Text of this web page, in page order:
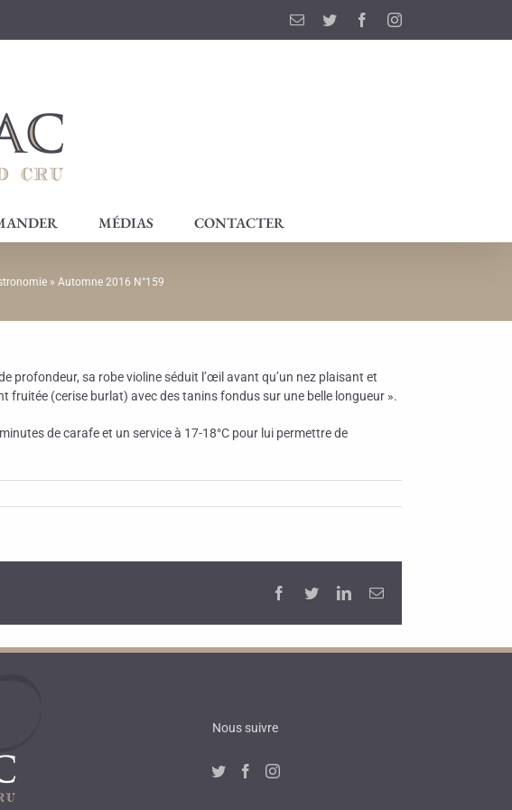
EmailTwitter FacebookInstagram
MÉDIAS CONTACTER
» Automne 2016 N°159
profondeur, sa robe violine séduit l’œil avant qu’un nez plaisant et
(cerise burlat) avec des tanins fondus sur une belle longueur ».
de carafe et un service à 17-18°C pour lui permettre de
Facebook
TwitterLinkedInEmail
Nous suivre